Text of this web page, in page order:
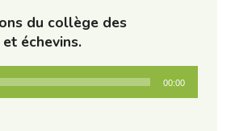
du collège des
échevins.
00:00